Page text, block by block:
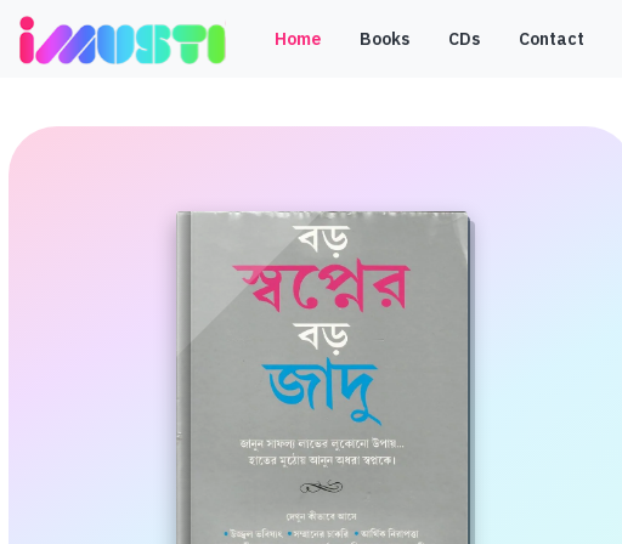
Home Books CDs Contact